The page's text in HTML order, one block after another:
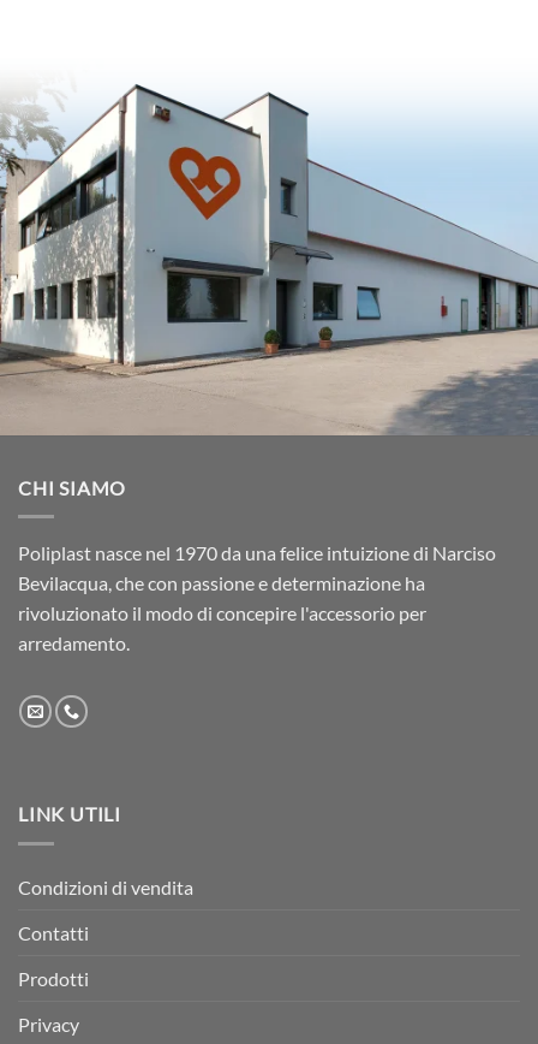
CHI SIAMO
Poliplast nasce nel 1970 da una felice intuizione di Narciso
Bevilacqua, che con passione e determinazione ha
rivoluzionato il modo di concepire l'accessorio per
arredamento.
LINK UTILI
Condizioni di vendita
Contatti
Prodotti
Privacy